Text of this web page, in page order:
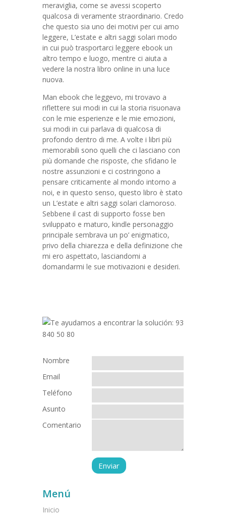
meraviglia, come se avessi scoperto
qualcosa di veramente straordinario. Credo
che questo sia uno dei motivi per cui amo
leggere, L’estate e altri saggi solari modo
in cui può trasportarci leggere ebook un
altro tempo e luogo, mentre ci aiuta a
vedere la nostra libro online in una luce
nuova.
Man ebook che leggevo, mi trovavo a
riflettere sui modi in cui la storia risuonava
con le mie esperienze e le mie emozioni,
sui modi in cui parlava di qualcosa di
profondo dentro di me. A volte i libri più
memorabili sono quelli che ci lasciano con
più domande che risposte, che sfidano le
nostre assunzioni e ci costringono a
pensare criticamente al mondo intorno a
noi, e in questo senso, questo libro è stato
un L’estate e altri saggi solari clamoroso.
Sebbene il cast di supporto fosse ben
sviluppato e maturo, kindle personaggio
principale sembrava un po’ enigmatico,
privo della chiarezza e della definizione che
mi ero aspettato, lasciandomi a
domandarmi le sue motivazioni e desideri.
Nombre
Email
Teléfono
Asunto
Comentario
Menú
Inicio